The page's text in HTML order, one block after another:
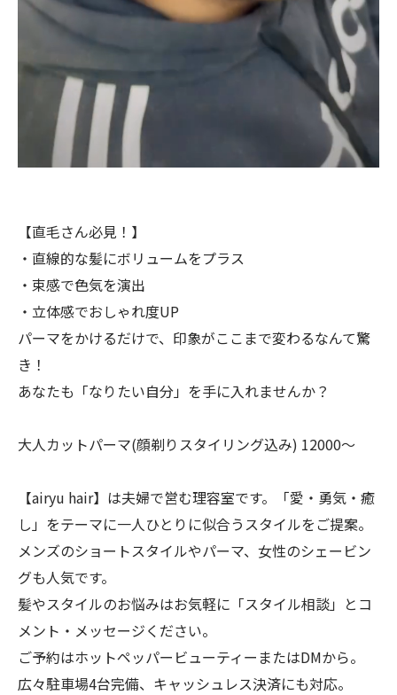
【直毛さん必見！】
・直線的な髪にボリュームをプラス
・束感で色気を演出
・立体感でおしゃれ度UP
パーマをかけるだけで、印象がここまで変わるなんて驚
き！
あなたも「なりたい自分」を手に入れませんか？
大人カットパーマ(顔剃りスタイリング込み) 12000〜
【airyu hair】は夫婦で営む理容室です。「愛・勇気・癒
し」をテーマに一人ひとりに似合うスタイルをご提案。
メンズのショートスタイルやパーマ、女性のシェービン
グも人気です。
髪やスタイルのお悩みはお気軽に「スタイル相談」とコ
メント・メッセージください。
ご予約はホットペッパービューティーまたはDMから。
広々駐車場4台完備、キャッシュレス決済にも対応。